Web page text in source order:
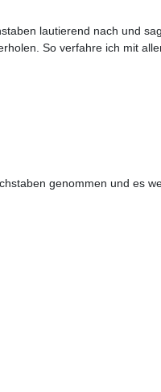
lautierend nach und
So verfahre ich mit
genommen und es